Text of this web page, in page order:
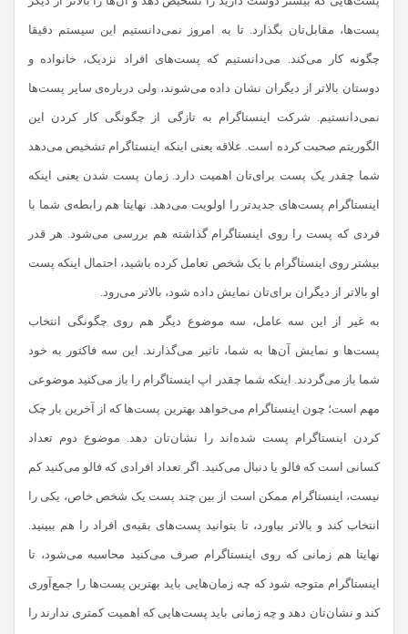
پست‌ها، مقابل‌تان بگذارد. تا به امروز نمی‌دانستیم این سیستم دقیقا
چگونه کار می‌کند. می‌دانستیم که پست‌های افراد نزدیک، خانواده و
دوستان بالاتر از دیگران نشان داده می‌شوند، ولی درباره‌ی سایر پست‌ها
نمی‌دانستیم. شرکت اینستاگرام به تازگی از چگونگی کار کردن این
الگوریتم صحبت کرده است. علاقه یعنی اینکه اینستاگرام تشخیص می‌دهد
شما چقدر یک پست برای‌تان اهمیت دارد. زمان پست شدن یعنی اینکه
اینستاگرام پست‌های جدیدتر را اولویت می‌دهد. نهایتا هم رابطه‌ی شما با
فردی که پست را روی اینستاگرام گذاشته هم بررسی می‌شود. هر قدر
بیشتر روی اینستاگرام با یک شخص تعامل کرده باشید، احتمال اینکه پست
او بالاتر از دیگران برای‌تان نمایش داده شود، بالاتر می‌رود.
به غیر از این سه عامل، سه موضوع دیگر هم روی چگونگی انتخاب
پست‌ها و نمایش آن‌ها به شما، تاثیر می‌گذارند. این سه فاکتور به خود
شما باز می‌گردند. اینکه شما چقدر اپ اینستاگرام را باز می‌کنید موضوعی
مهم است؛ چون اینستاگرام می‌خواهد بهترین پست‌ها که از آخرین بار چک
کردن اینستاگرام پست شده‌اند را نشان‌تان دهد. موضوع دوم تعداد
کسانی است که فالو یا دنبال می‌کنید. اگر تعداد افرادی که فالو می‌کنید کم
نیست، اینستاگرام ممکن است از بین چند پست یک شخص خاص، یکی را
انتخاب کند و بالاتر بیاورد، تا بتوانید پست‌های بقیه‌ی افراد را هم ببینید.
نهایتا هم زمانی که روی اینستاگرام صرف می‌کنید محاسبه می‌شود، تا
اینستاگرام متوجه شود که چه زمان‌هایی باید بهترین پست‌ها را جمع‌آوری
کند و نشان‌تان دهد و چه زمانی باید پست‌هایی که اهمیت کمتری ندارند را